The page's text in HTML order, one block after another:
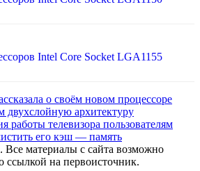
Intel Core Socket LGA1155
о своём новом процессоре
архитектуру
работы телевизора пользователям
его кэш — память
материалы с сайта возможно
ссылкой на первоисточник.